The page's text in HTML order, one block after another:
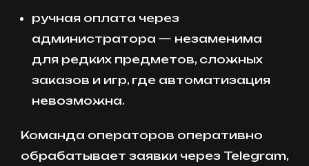
ручная оплата через
администратора — незаменима
для редких предметов, сложных
заказов и игр, где автоматизация
невозможна.
Команда операторов оперативно
обрабатывает заявки через Telegram,